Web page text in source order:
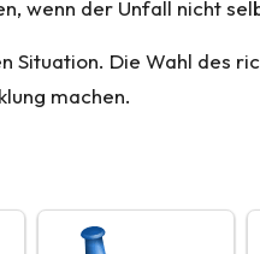
wenn der Unfall nicht
Situation. Die Wahl des
machen.